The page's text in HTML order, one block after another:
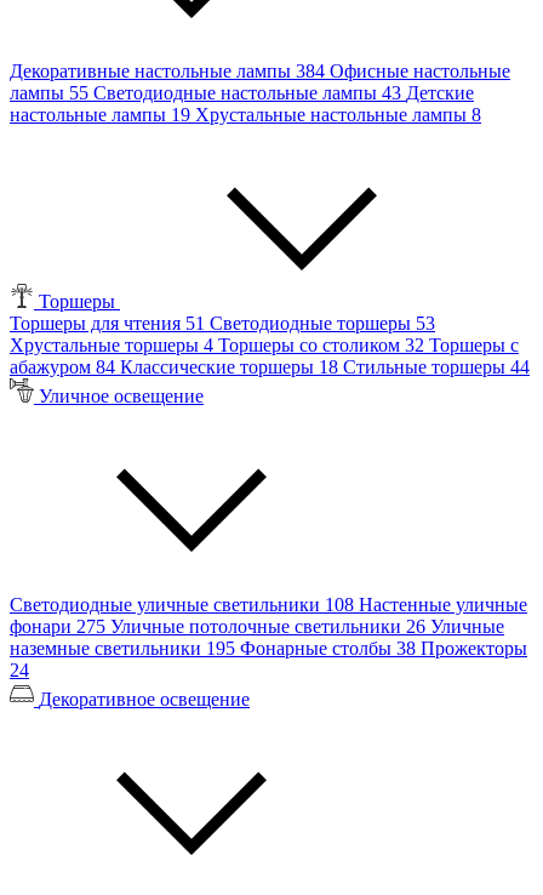
Декоративные настольные лампы 384 Офисные настольные
лампы 55 Светодиодные настольные лампы 43 Детские
настольные лампы 19 Хрустальные настольные лампы 8
Торшеры
Торшеры для чтения 51 Светодиодные торшеры 53
Хрустальные торшеры 4 Торшеры со столиком 32 Торшеры с
абажуром 84 Классические торшеры 18 Стильные торшеры 44
Уличное освещение
Светодиодные уличные светильники 108 Настенные уличные
фонари 275 Уличные потолочные светильники 26 Уличные
наземные светильники 195 Фонарные столбы 38 Прожекторы
24
Декоративное освещение